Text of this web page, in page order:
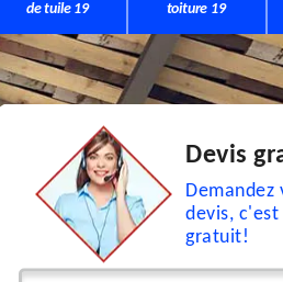
de tuile 19
toiture 19
Devis
Demandez
devis, c'est
gratuit!